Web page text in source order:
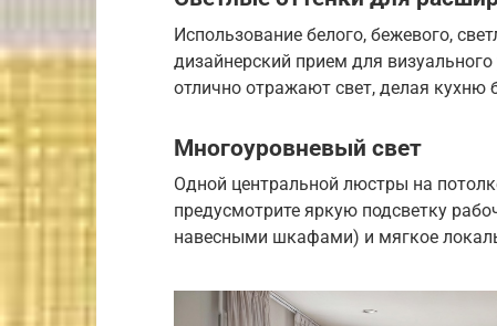
Использование белого, бежевого,
дизайнерский прием для
отлично отражают свет, делая кухню
Многоуровневый свет
Одной центральной люстры на
предусмотрите яркую подсветку
навесными шкафами) и мягкое